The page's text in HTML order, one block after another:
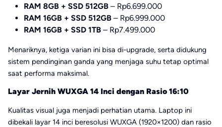
RAM 8GB + SSD 512GB – Rp6.699.000
RAM 16GB + SSD 512GB – Rp6.999.000
RAM 16GB + SSD 1TB – Rp7.499.000
Menariknya, ketiga varian ini bisa di-upgrade, serta didukung
sistem pendinginan ganda yang menjaga suhu tetap optimal
saat performa maksimal.
Layar Jernih WUXGA 14 Inci dengan Rasio 16:10
Kualitas visual juga menjadi perhatian utama. Laptop ini
dibekali layar 14 inci beresolusi WUXGA (1920×1200) dan rasio